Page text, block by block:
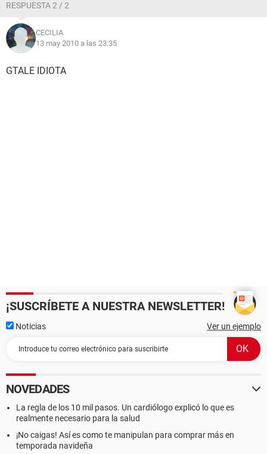
RESPUESTA 2 / 2
CECILIA
13 may 2010 a las 23:35
GTALE IDIOTA
¡SUSCRÍBETE A NUESTRA NEWSLETTER!
Noticias Ver un ejemplo
NOVEDADES
La regla de los 10 mil pasos. Un cardiólogo explicó lo que es
realmente necesario para la salud
¡No caigas! Así es como te manipulan para comprar más en
temporada navideña